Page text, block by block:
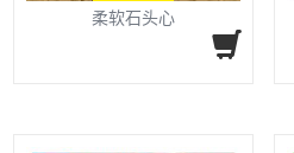
柔软石头心